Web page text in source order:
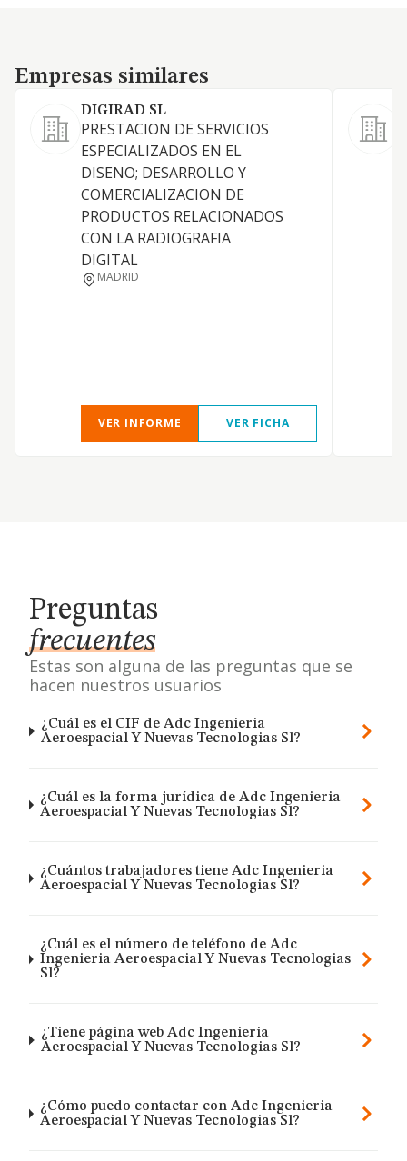
Empresas similares
Empresas similares
DIGIRAD SL
PRESTACION DE SERVICIOS
ESPECIALIZADOS EN EL
DISENO; DESARROLLO Y
COMERCIALIZACION DE
PRODUCTOS RELACIONADOS
CON LA RADIOGRAFIA
DIGITAL
MADRID
VER INFORME VER FICHA
Preguntas
frecuentes
Estas son alguna de las preguntas que se
hacen nuestros usuarios
¿Cuál es el CIF de Adc Ingenieria
Aeroespacial Y Nuevas Tecnologias Sl?
¿Cuál es la forma jurídica de Adc Ingenieria
Aeroespacial Y Nuevas Tecnologias Sl?
¿Cuántos trabajadores tiene Adc Ingenieria
Aeroespacial Y Nuevas Tecnologias Sl?
¿Cuál es el número de teléfono de Adc
Ingenieria Aeroespacial Y Nuevas Tecnologias
Sl?
¿Tiene página web Adc Ingenieria
Aeroespacial Y Nuevas Tecnologias Sl?
¿Cómo puedo contactar con Adc Ingenieria
Aeroespacial Y Nuevas Tecnologias Sl?